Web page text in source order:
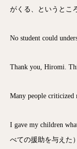
がくる、というとこ
No student could
Thank you, Hiromi.
Many people
I gave my children
べての援助を与えた）